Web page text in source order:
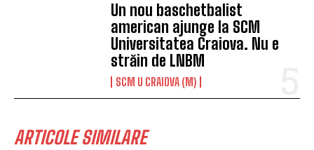
Un nou baschetbalist
american ajunge la SCM
Universitatea Craiova. Nu e
străin de LNBM
SCM U CRAIOVA (M)
ARTICOLE SIMILARE